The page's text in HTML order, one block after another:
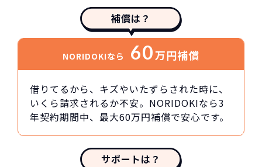
補償は？
NORIDOKIなら 60万円補償
借りてるから、キズやいたずらされた時に、
いくら請求されるか不安。NORIDOKIなら3
年契約期間中、最大60万円補償で安心です。
サポートは？